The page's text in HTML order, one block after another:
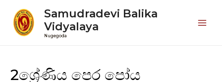
Samudradevi Balika
Vidyalaya
Nugegoda
2ශ්‍රේණිය පෙර පෝය